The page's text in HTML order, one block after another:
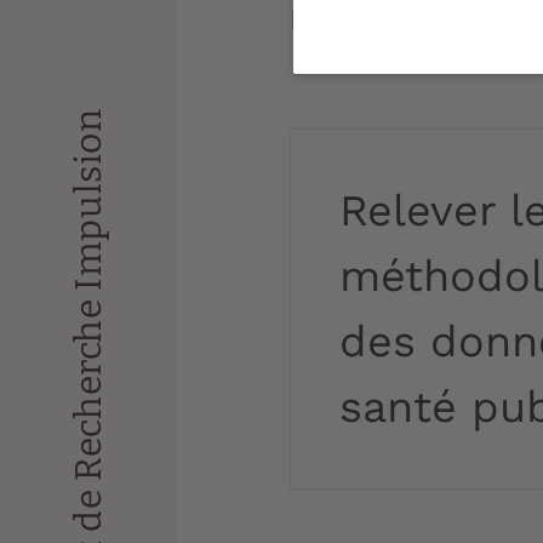
Réseaux de Recherche Impulsion
Public Health
Relever
des
santé